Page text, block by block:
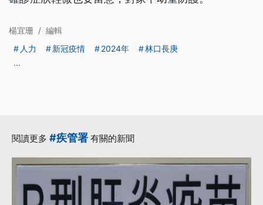
楊宜珊 / 編輯
人力
新冠疫情 2024年
林口長庚
...
閱讀更多 #疾管署 有關的新聞